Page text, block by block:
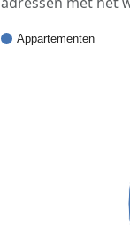
Appartementen